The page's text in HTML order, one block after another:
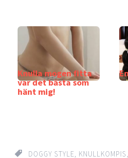
Knulla mogen fitta
var det bästa som
hänt mig!
DOGGY STYLE, KNULLKOMPIS,